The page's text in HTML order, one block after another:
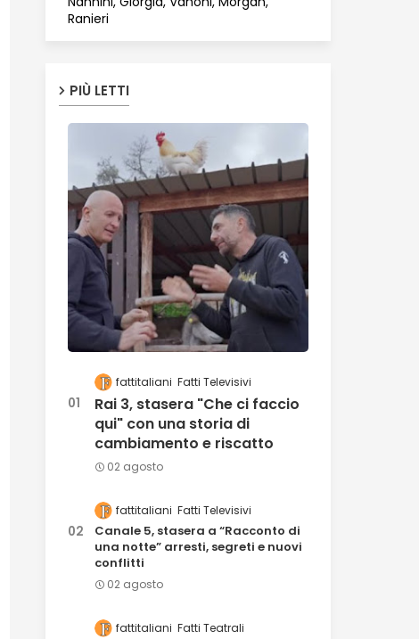
Ranieri
PIÙ LETTI
fattitaliani Fatti Televisivi
Rai 3, stasera "Che ci faccio
qui" con una storia di
cambiamento e riscatto
02 agosto
fattitaliani Fatti Televisivi
Canale 5, stasera a “Racconto di
una notte” arresti, segreti e nuovi
conflitti
02 agosto
fattitaliani Fatti Teatrali